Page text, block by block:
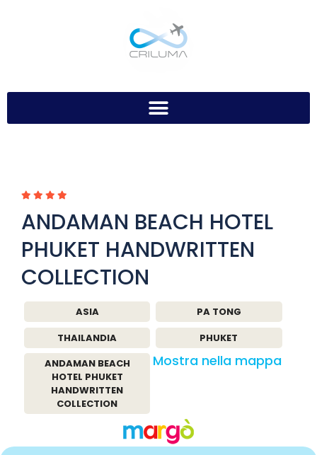
ANDAMAN BEACH HOTEL
PHUKET HANDWRITTEN
COLLECTION
ASIA
PA TONG
THAILANDIA
PHUKET
ANDAMAN BEACH
HOTEL PHUKET
HANDWRITTEN
COLLECTION
Mostra nella mappa